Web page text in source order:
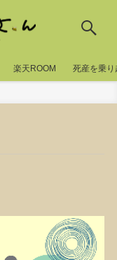
楽天ROOM 死産を乗り